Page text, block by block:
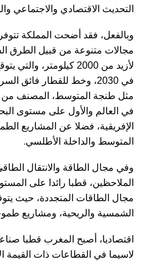
التحديث الاقتصادي والاجتماعي
وبالفعل، فقد أضحت المملكة
مجالات متنوعة من قبيل الطرق
في 2030، وخط للقطار فائق
في العالم والأول على مستوى
الإفريقية، فضلا عن المشاريع
المتوسط والداخلة الأطلسي.
وفي مجال الطاقة والانتقال
الملاحظين، قطبا رائدا على
مجال الطاقات المتجددة، حيث
الشمسية والريحية، ومشاريع
اقتصاديا، أصبح المغرب قطبا
لاسيما في القطاعات ذات القيمة